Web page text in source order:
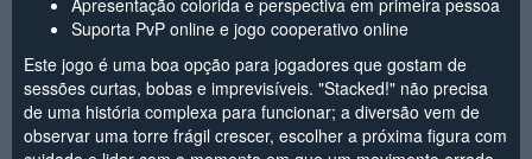
Suporta PvP online e jogo cooperativo online
Este jogo é uma boa opção para jogadores que gostam de
sessões curtas, bobas e imprevisíveis. "Stacked!" não precisa
de uma história complexa para funcionar; a diversão vem de
observar uma torre frágil crescer, escolher a próxima figura com